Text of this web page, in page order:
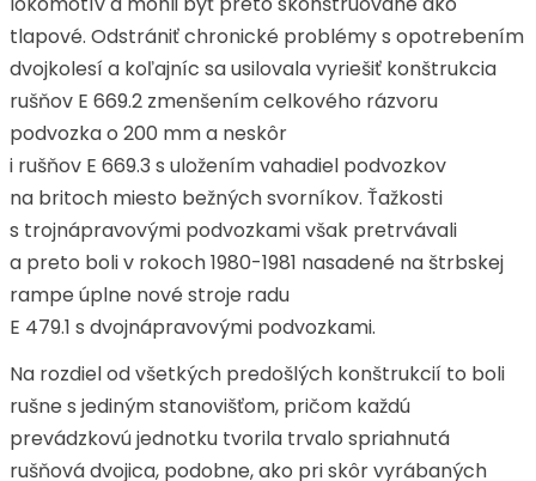
tlapové. Odstrániť chronické problémy s opotrebením
dvojkolesí a koľajníc sa usilovala vyriešiť konštrukcia
rušňov E 669.2 zmenšením celkového rázvoru
podvozka o 200 mm a neskôr
i rušňov E 669.3 s uložením vahadiel podvozkov
na britoch miesto bežných svorníkov. Ťažkosti
s trojnápravovými podvozkami však pretrvávali
a preto boli v rokoch 1980-1981 nasadené na štrbskej
rampe úplne nové stroje radu
E 479.1 s dvojnápravovými podvozkami.
Na rozdiel od všetkých predošlých konštrukcií to boli
rušne s jediným stanovišťom, pričom každú
prevádzkovú jednotku tvorila trvalo spriahnutá
rušňová dvojica, podobne, ako pri skôr vyrábaných